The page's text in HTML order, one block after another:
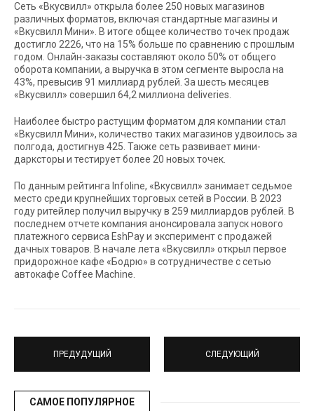
Сеть «Вкусвилл» открыла более 250 новых магазинов
различных форматов, включая стандартные магазины и
«Вкусвилл Мини». В итоге общее количество точек продаж
достигло 2226, что на 15% больше по сравнению с прошлым
годом. Онлайн-заказы составляют около 50% от общего
оборота компании, а выручка в этом сегменте выросла на
43%, превысив 91 миллиард рублей. За шесть месяцев
«Вкусвилл» совершил 64,2 миллиона deliveries.
Наиболее быстро растущим форматом для компании стал
«Вкусвилл Мини», количество таких магазинов удвоилось за
полгода, достигнув 425. Также сеть развивает мини-
дарксторы и тестирует более 20 новых точек.
По данным рейтинга Infoline, «Вкусвилл» занимает седьмое
место среди крупнейших торговых сетей в России. В 2023
году ритейлер получил выручку в 259 миллиардов рублей. В
последнем отчете компания анонсировала запуск нового
платежного сервиса EshPay и эксперимент с продажей
дачных товаров. В начале лета «Вкусвилл» открыл первое
придорожное кафе «Бодрю» в сотрудничестве с сетью
автокафе Coffee Machine.
ПРЕДУДУЩИЙ СЛЕДУЮЩИЙ
САМОЕ ПОПУЛЯРНОЕ